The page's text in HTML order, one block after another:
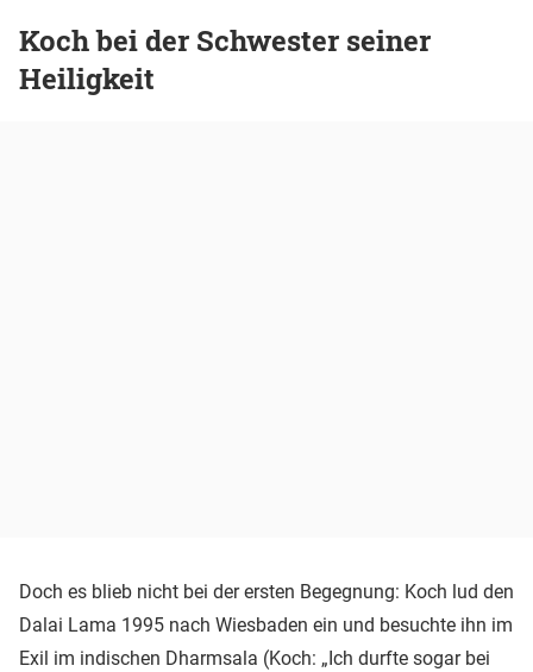
Koch bei der Schwester seiner
Heiligkeit
Doch es blieb nicht bei der ersten Begegnung: Koch lud den
Dalai Lama 1995 nach Wiesbaden ein und besuchte ihn im
Exil im indischen Dharmsala (Koch: „Ich durfte sogar bei